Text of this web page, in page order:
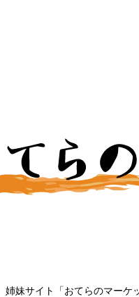
姉妹サイト「おてらのマーケ